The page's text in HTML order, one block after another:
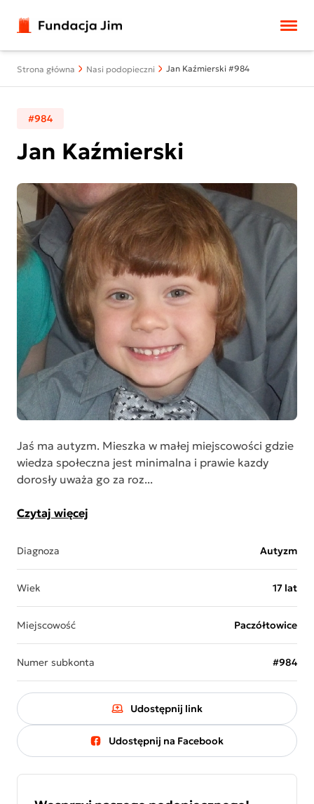
Strona główna Nasi podopieczni Jan Kaźmierski #984
#984
Jan Kaźmierski
Jaś ma autyzm. Mieszka w małej miejscowości gdzie
wiedza społeczna jest minimalna i prawie kazdy
dorosły uważa go za roz...
Czytaj więcej
Diagnoza Autyzm
Wiek 17 lat
Miejscowość Paczółtowice
Numer subkonta #984
Udostępnij link
Udostępnij na Facebook